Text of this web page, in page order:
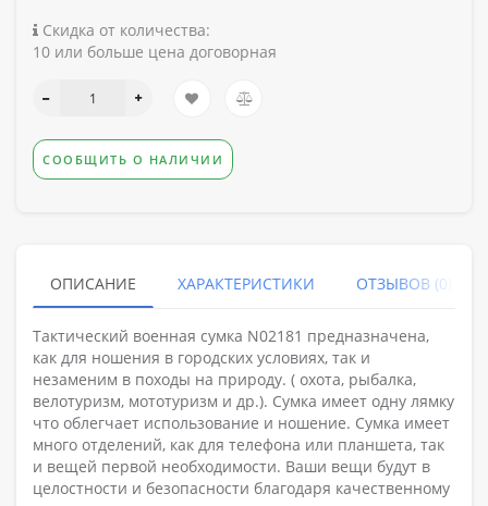
Скидка от количества:
10 или больше цена договорная
СООБЩИТЬ О НАЛИЧИИ
ОПИСАНИЕ ХАРАКТЕРИСТИКИ ОТЗЫВОВ (0)
Тактический военная сумка N02181 предназначена,
как для ношения в городских условиях, так и
незаменим в походы на природу. ( охота, рыбалка,
велотуризм, мототуризм и др.). Сумка имеет одну лямку
что облегчает использование и ношение. Сумка имеет
много отделений, как для телефона или планшета, так
и вещей первой необходимости. Ваши вещи будут в
целостности и безопасности благодаря качественному